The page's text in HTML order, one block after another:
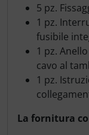
5 pz.
1 pz.
fusibile
1 pz.
cavo al
1 pz.
La fornitura